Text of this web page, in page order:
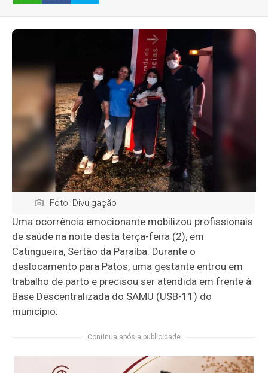
Foto: Divulgação
Uma ocorrência emocionante mobilizou profissionais
de saúde na noite desta terça-feira (2), em
Catingueira, Sertão da Paraíba. Durante o
deslocamento para Patos, uma gestante entrou em
trabalho de parto e precisou ser atendida em frente à
Base Descentralizada do SAMU (USB-11) do
município.
Continua após a publicidade